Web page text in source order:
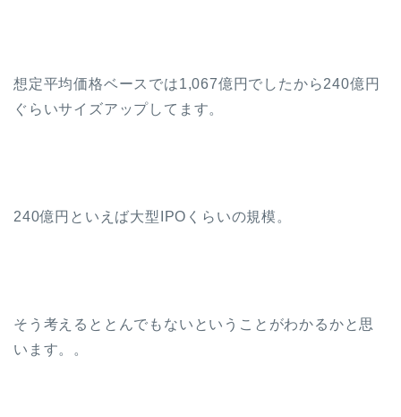
想定平均価格ベースでは1,067億円でしたから240億円
ぐらいサイズアップしてます。
240億円といえば大型IPOくらいの規模。
そう考えるととんでもないということがわかるかと思
います。。